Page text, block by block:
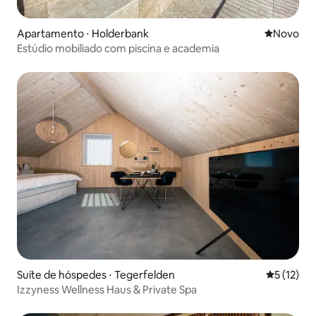
Apartamento ⋅ Holderbank Novo
Novo
Estúdio mobiliado com piscina e academia
Suíte de hóspedes ⋅ Tegerfelden 5 de uma
5 (12)
Izzyness Wellness Haus & Private Spa